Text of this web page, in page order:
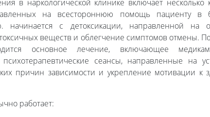
в наркологической клинике включает несколько
на всестороннюю помощь пациенту в
начинается с детоксикации, направленной на
веществ и облегчение симптомов отмены.
основное лечение, включающее
сеансы, направленные на
причин зависимости и укрепление мотивации к
работает: